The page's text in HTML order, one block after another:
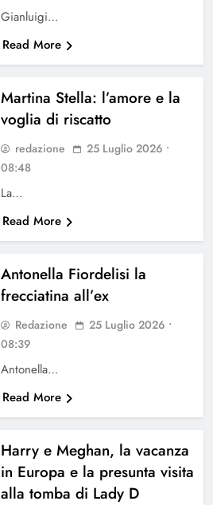
Gianluigi…
Read More
Martina Stella: l’amore e la
voglia di riscatto
redazione
25 Luglio 2026 •
08:48
La…
Read More
Antonella Fiordelisi la
frecciatina all’ex
Redazione
25 Luglio 2026 •
08:39
Antonella…
Read More
Harry e Meghan, la vacanza
in Europa e la presunta visita
alla tomba di Lady D